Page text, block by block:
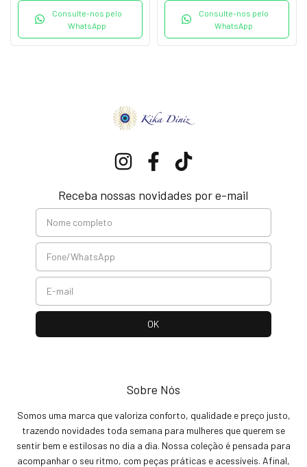
Consulte-nos pelo
WhatsApp
Consulte-nos pelo
WhatsApp
Receba nossas novidades por e-mail
Sobre Nós
Somos uma marca que valoriza conforto, qualidade e preço justo,
trazendo novidades toda semana para mulheres que querem se
sentir bem e estilosas no dia a dia. Nossa coleção é pensada para
acompanhar o seu ritmo, com peças práticas e acessíveis. Afinal,